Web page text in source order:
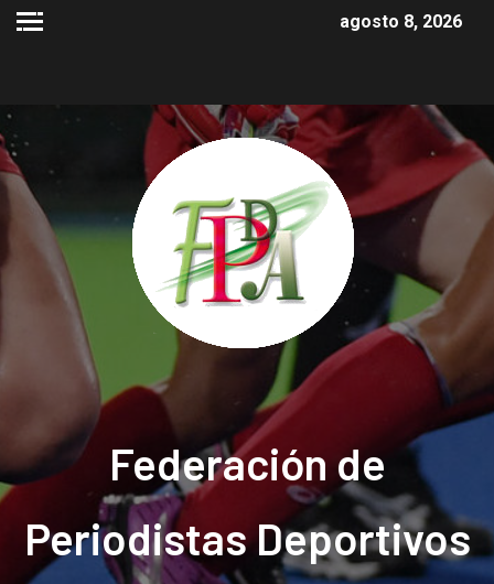
agosto 8, 2026
Federación de
Periodistas Deportivos